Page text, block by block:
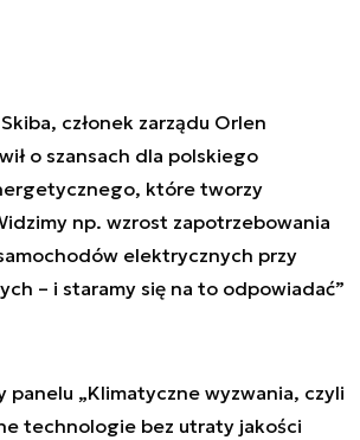
członek zarządu Orlen
o szansach dla polskiego
które tworzy
np. wzrost zapotrzebowania
elektrycznych przy
– i staramy się na to odpowiadać”
panelu „Klimatyczne wyzwania, czyli
technologie bez utraty jakości